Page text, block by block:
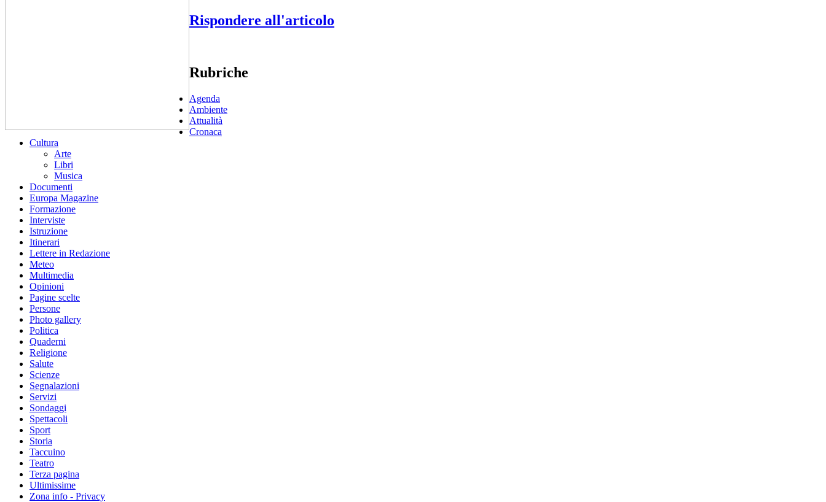
Rispondere all'articolo
Rubriche
Agenda
Ambiente
Attualità
Cronaca
Cultura
Arte
Libri
Musica
Documenti
Europa Magazine
Formazione
Interviste
Istruzione
Itinerari
Lettere in Redazione
Meteo
Multimedia
Opinioni
Pagine scelte
Persone
Photo gallery
Politica
Quaderni
Religione
Salute
Scienze
Segnalazioni
Servizi
Sondaggi
Spettacoli
Sport
Storia
Taccuino
Teatro
Terza pagina
Ultimissime
Zona info - Privacy